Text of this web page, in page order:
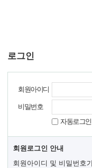
로그인
회원아이디
비밀번호
자동로그인
회원로그인 안내
회원아이디 및 비밀번호